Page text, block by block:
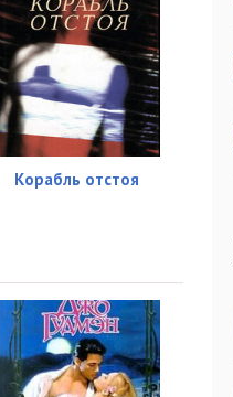
06:18
05:41
06:42
04:40
04:31
01:03
01:00
Корабль отстоя